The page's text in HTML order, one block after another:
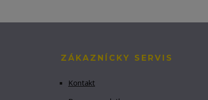
ZÁKAZNÍCKY SERVIS
Kontakt